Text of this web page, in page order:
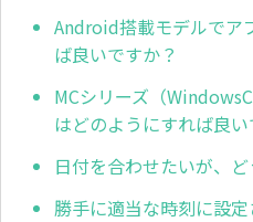
Android搭載モデルでア
ば良いですか？
MCシリーズ（
はどのようにすれば良い
日付を合わせたいが、
勝手に適当な時刻に設